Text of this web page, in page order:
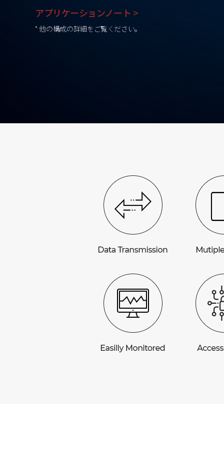
アプリケーションノート >
* 他の構成の詳細をご覧ください。